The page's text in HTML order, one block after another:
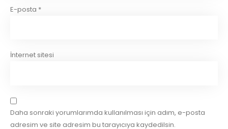
E-posta *
İnternet sitesi
Daha sonraki yorumlarımda kullanılması için adım, e-posta
adresim ve site adresim bu tarayıcıya kaydedilsin.